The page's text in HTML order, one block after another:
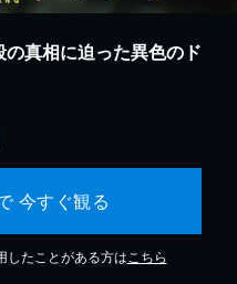
真相に迫った異色のド
今すぐ観る
したことがある方は こちら